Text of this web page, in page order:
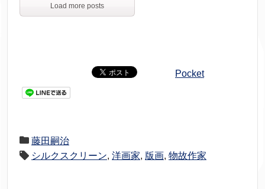
Load more posts
Pocket
藤田嗣治
シルクスクリーン, 洋画家, 版画, 物故作家